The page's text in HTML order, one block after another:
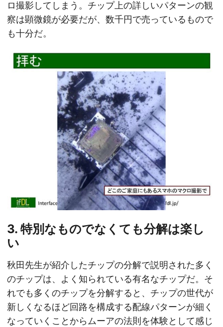
ロ撮影してしまう。チップ上の詳しいパターンの観
察は顕微鏡が必要だが、数千円で売っているもので
も十分だ。
3. 特別なものでなくても分解は楽し
い
秋田先生が紹介したチップの分解で説明された多く
のチップは、よく知られている有名なチップだ。そ
れでも多くのチップを分解すると、チップの世代が
新しくなるほど回路を構成する配線パターンが細く
なっていくことからムーアの法則を体験として感じ